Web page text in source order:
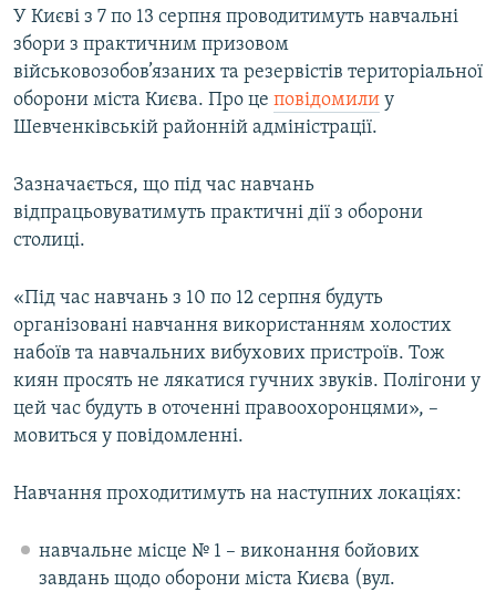
УКР
КТАТ
ДОЛУЧАЙСЯ!
У Києві з 7 по 13 серпня проводитимуть навчальні
збори з практичним призовом
військовозобов’язаних та резервістів територіальної
оборони міста Києва. Про це повідомили у
Шевченківській районній адміністрації.
Зазначається, що під час навчань
відпрацьовуватимуть практичні дії з оборони
столиці.
«Під час навчань з 10 по 12 серпня будуть
організовані навчання використанням холостих
набоїв та навчальних вибухових пристроїв. Тож
киян просять не лякатися гучних звуків. Полігони у
цей час будуть в оточенні правоохоронцями», –
мовиться у повідомленні.
Навчання проходитимуть на наступних локаціях:
навчальне місце № 1 – виконання бойових
завдань щодо оборони міста Києва (вул.